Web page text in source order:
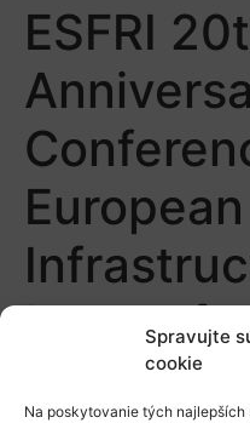
Spravujte
cookie
Na poskytovanie tých
ESFRI
heart of